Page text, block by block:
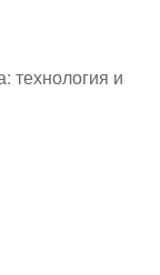
технология и